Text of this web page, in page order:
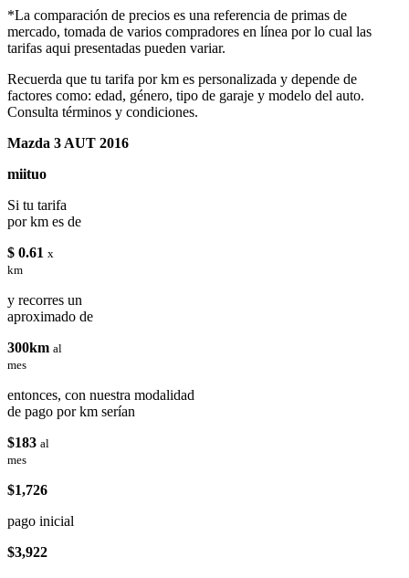
*La comparación de precios es una referencia de primas de
mercado, tomada de varios compradores en línea por lo cual las
tarifas aqui presentadas pueden variar.
Recuerda que tu tarifa por km es personalizada y depende de
factores como: edad, género, tipo de garaje y modelo del auto.
Consulta términos y condiciones.
Mazda 3 AUT 2016
miituo
Si tu tarifa
por km es de
$ 0.61 x
km
y recorres un
aproximado de
300km al
mes
entonces, con nuestra modalidad
de pago por km serían
$183 al
mes
$1,726
pago inicial
$3,922